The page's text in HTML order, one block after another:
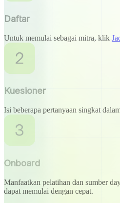
Daftar
Untuk memulai sebagai mitra, klik
Kuesioner
Isi beberapa pertanyaan singkat
Onboard
Manfaatkan pelatihan dan sumber
dapat memulai dengan cepat.